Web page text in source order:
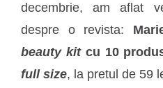
decembrie, am aflat
despre o revista:
beauty kitcu 10
full size, la pretul de 59